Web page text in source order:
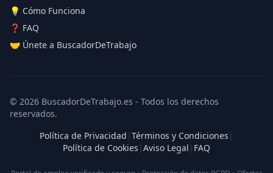
💡 Cómo Funciona
❓ FAQ
🤝 Únete a BuscadorDeTrabajo
© 2026 BuscadorDeTrabajo.es - Todos los derechos
reservados.
Política de Privacidad | Términos y Condiciones |
Política de Cookies | Aviso Legal | FAQ